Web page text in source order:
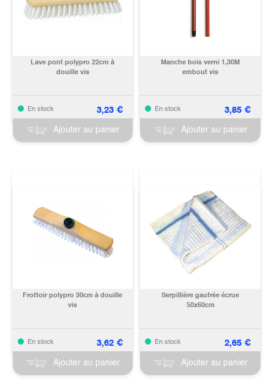
Lave pont polypro 22cm à
douille vis
En stock 3,23€
Ajouter au panier
Manche bois verni 1,30M
embout vis
En stock 3,85€
Ajouter au panier
Frottoir polypro 30cm à douille
vis
En stock 3,62€
Ajouter au panier
Serpillière gaufrée écrue
50x60cm
En stock 2,65€
Ajouter au panier